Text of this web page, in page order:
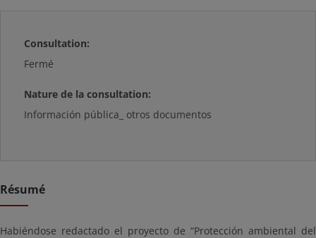
Consultation:
Fermé
Nature de la consultation:
Información pública_ otros documentos
Résumé
Habiéndose redactado el proyecto de “Protección ambiental del